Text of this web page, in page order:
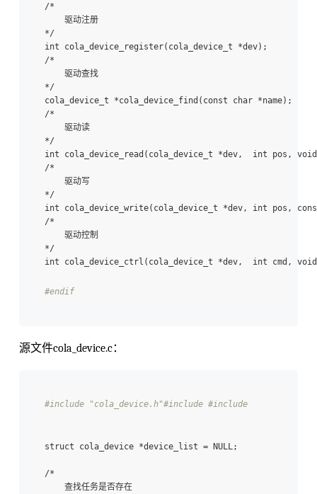
/*
驱动注册
*/
int cola_device_register(cola_device_t *dev);
/*
驱动查找
*/
cola_device_t *cola_device_find(const char *name);
/*
驱动读
*/
int cola_device_read(cola_device_t *dev,  int pos,
/*
驱动写
*/
int cola_device_write(cola_device_t *dev, int pos,
/*
驱动控制
*/
int cola_device_ctrl(cola_device_t *dev,  int cmd,
#endif
源文件cola_device.c：
#include "cola_device.h"#include #include
struct cola_device *device_list = NULL;
/*
查找任务是否存在